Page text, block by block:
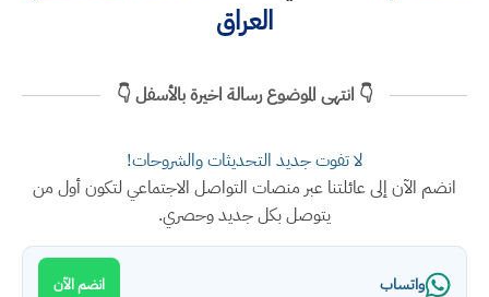
العراق
👇 انتهى الموضوع رسالة اخيرة بالأسفل 👇
لا تفوت جديد التحديثات والشروحات!
انضم الآن إلى عائلتنا عبر منصات التواصل الاجتماعي لتكون أول من
يتوصل بكل جديد وحصري.
واتساب انضم الآن